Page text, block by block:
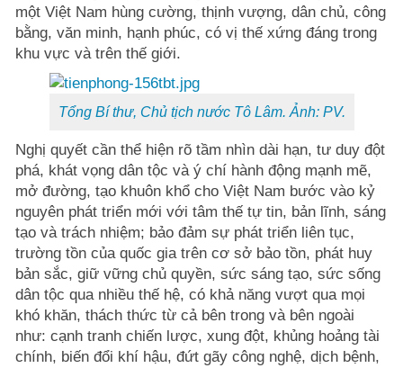
một Việt Nam hùng cường, thịnh vượng, dân chủ, công
bằng, văn minh, hạnh phúc, có vị thế xứng đáng trong
khu vực và trên thế giới.
Tổng Bí thư, Chủ tịch nước Tô Lâm. Ảnh: PV.
Nghị quyết cần thể hiện rõ tầm nhìn dài hạn, tư duy đột
phá, khát vọng dân tộc và ý chí hành động mạnh mẽ,
mở đường, tạo khuôn khổ cho Việt Nam bước vào kỷ
nguyên phát triển mới với tâm thế tự tin, bản lĩnh, sáng
tạo và trách nhiệm; bảo đảm sự phát triển liên tục,
trường tồn của quốc gia trên cơ sở bảo tồn, phát huy
bản sắc, giữ vững chủ quyền, sức sáng tạo, sức sống
dân tộc qua nhiều thế hệ, có khả năng vượt qua mọi
khó khăn, thách thức từ cả bên trong và bên ngoài
như: cạnh tranh chiến lược, xung đột, khủng hoảng tài
chính, biến đổi khí hậu, đứt gãy công nghệ, dịch bệnh,